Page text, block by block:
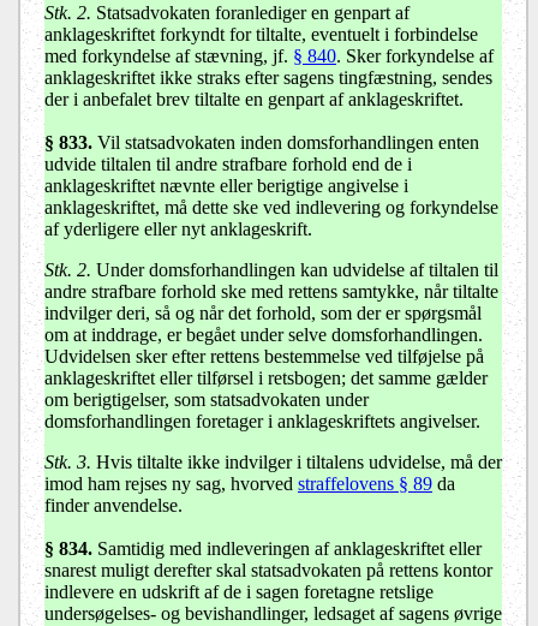
Stk. 2. Statsadvokaten foranlediger en genpart af
anklageskriftet forkyndt for tiltalte, eventuelt i forbindelse
med forkyndelse af stævning, jf. § 840. Sker forkyndelse af
anklageskriftet ikke straks efter sagens tingfæstning, sendes
der i anbefalet brev tiltalte en genpart af anklageskriftet.
§ 833. Vil statsadvokaten inden domsforhandlingen enten
udvide tiltalen til andre strafbare forhold end de i
anklageskriftet nævnte eller berigtige angivelse i
anklageskriftet, må dette ske ved indlevering og forkyndelse
af yderligere eller nyt anklageskrift.
Stk. 2. Under domsforhandlingen kan udvidelse af tiltalen til
andre strafbare forhold ske med rettens samtykke, når tiltalte
indvilger deri, så og når det forhold, som der er spørgsmål
om at inddrage, er begået under selve domsforhandlingen.
Udvidelsen sker efter rettens bestemmelse ved tilføjelse på
anklageskriftet eller tilførsel i retsbogen; det samme gælder
om berigtigelser, som statsadvokaten under
domsforhandlingen foretager i anklageskriftets angivelser.
Stk. 3. Hvis tiltalte ikke indvilger i tiltalens udvidelse, må der
imod ham rejses ny sag, hvorved straffelovens § 89 da
finder anvendelse.
§ 834. Samtidig med indleveringen af anklageskriftet eller
snarest muligt derefter skal statsadvokaten på rettens kontor
indlevere en udskrift af de i sagen foretagne retslige
undersøgelses- og bevishandlinger, ledsaget af sagens øvrige